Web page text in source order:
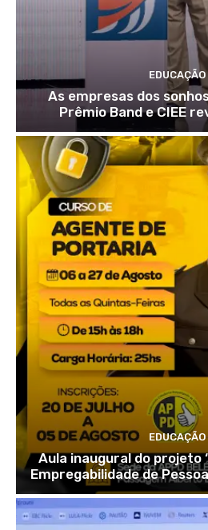
EDUCAÇÃO
As empresas dos
Prêmio Band e CIEE
EDUCAÇÃO
Aula inaugural do projeto
Empregabilidade de